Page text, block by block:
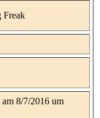
am 8/7/2016 um